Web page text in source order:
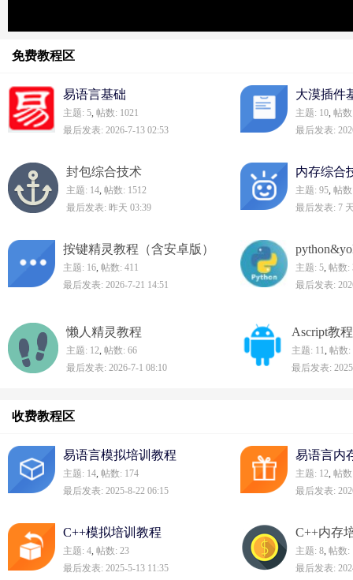
免费教程区
易语言基础
主题: 5, 帖数: 1021
最后发表: 2026-7-13 02:53
大漠插件
主题: 10, 帖数
最后发表:
封包综合技术
主题: 14, 帖数: 1512
最后发表: 昨天 03:39
内存综合
主题: 95, 帖数
最后发表: 7
按键精灵教程（含安卓版）
主题: 16, 帖数: 411
最后发表: 2026-7-21 14:51
主题: 5, 帖数:
最后发表:
懒人精灵教程
主题: 12, 帖数: 66
最后发表: 2026-7-1 08:10
Ascript教程
主题: 11, 帖数:
最后发表:
收费教程区
易语言模拟培训教程
主题: 14, 帖数: 174
最后发表: 2025-8-22 06:15
易语言内
主题: 12, 帖
最后发表:
C++模拟培训教程
主题: 4, 帖数: 23
最后发表: 2025-5-13 11:35
C++内存
主题: 8, 帖数:
最后发表: